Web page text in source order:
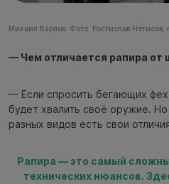
Михаил Карпов. Фото: Ростислав Нетисов,
— Чем отличается рапира от
— Если спросить бегающих
будет хвалить своё оружие.
разных видов есть свои
Рапира — это самый
технических нюансов.